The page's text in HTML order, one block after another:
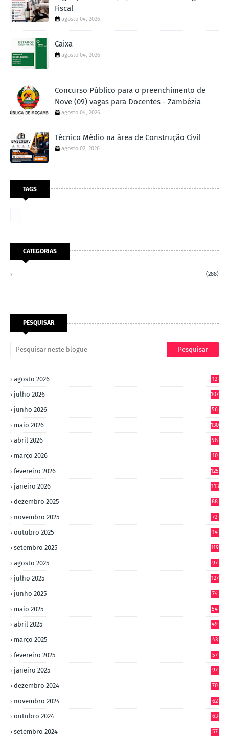
Fiscal
agosto 04, 2026
Caixa
agosto 04, 2026
Concurso Público para o preenchimento de
Nove (09) vagas para Docentes - Zambézia
agosto 04, 2026
Técnico Médio na área de Construção Civil
agosto 02, 2026
TAGS
CATEGORIAS
(288)
PESQUISAR
agosto 2026 12
julho 2026 107
junho 2026 56
maio 2026 130
abril 2026 98
março 2026
10
fevereiro 2026 125
janeiro 2026 113
dezembro 2025 88
novembro 2025 72
outubro 2025
14
setembro 2025 119
agosto 2025 97
julho 2025 127
junho 2025 74
maio 2025 54
abril 2025 49
março 2025 43
fevereiro 2025 57
janeiro 2025 97
dezembro 2024 70
novembro 2024 62
outubro 2024 63
setembro 2024 57